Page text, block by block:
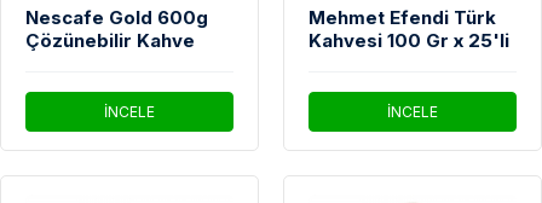
Nescafe Gold 600g
Çözünebilir Kahve
İNCELE
Mehmet Efendi Türk
Kahvesi 100 Gr x 25'li
İNCELE